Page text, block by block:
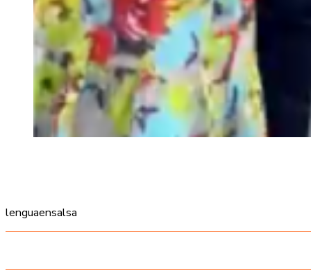
lenguaensalsa